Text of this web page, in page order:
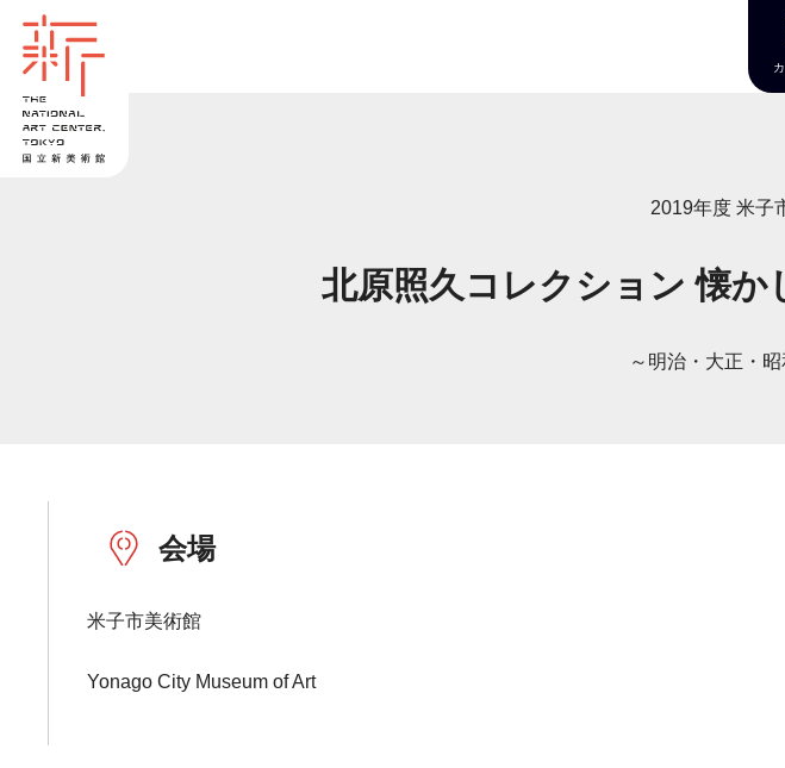
2019年度 米子
北原照久コレクション 懐
～明治・大正・
会場
米子市美術館
Yonago City Museum of Art